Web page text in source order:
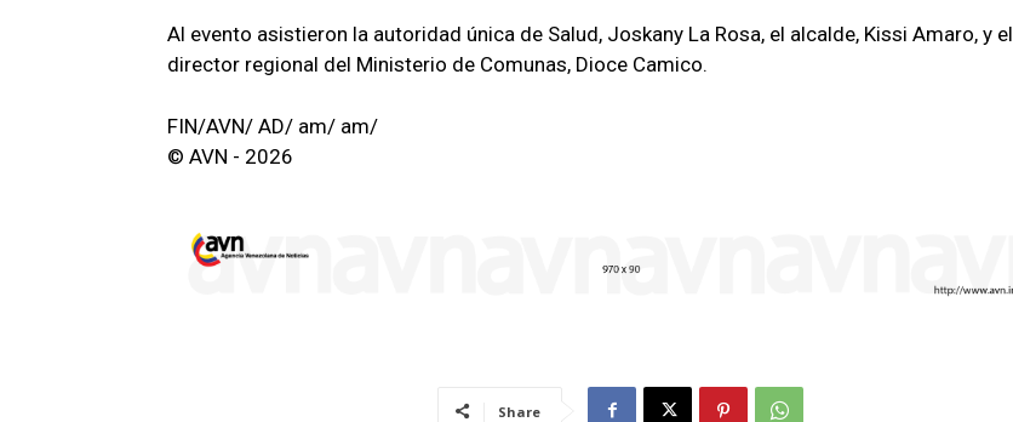
Al evento asistieron la autoridad única de Salud, Joskany La Rosa, el alcalde, Kissi Amaro, y el
director regional del Ministerio de Comunas, Dioce Camico.
FIN/AVN/ AD/ am/ am/
© AVN - 2026
Share